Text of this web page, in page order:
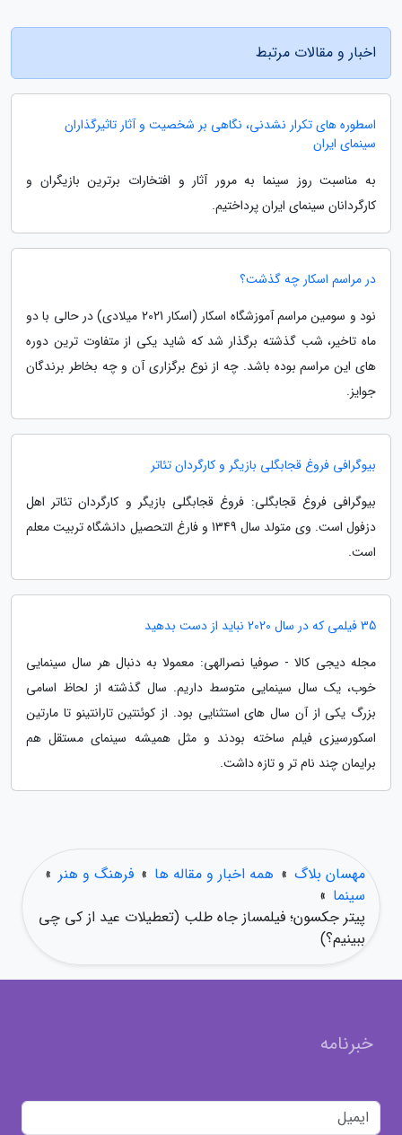
اخبار و مقالات مرتبط
اسطوره های تکرار نشدنی، نگاهی بر شخصیت و آثار تاثیرگذاران
سینمای ایران
به مناسبت روز سینما به مرور آثار و افتخارات برترین بازیگران و
کارگردانان سینمای ایران پرداختیم.
در مراسم اسکار چه گذشت؟
نود و سومین مراسم آموزشگاه اسکار (اسکار 2021 میلادی) در حالی با دو
ماه تاخیر، شب گذشته برگذار شد که شاید یکی از متفاوت ترین دوره
های این مراسم بوده باشد. چه از نوع برگزاری آن و چه بخاطر برندگان
جوایز.
بیوگرافی فروغ قجابگلی بازیگر و کارگردان تئاتر
بیوگرافی فروغ قجابگلی: فروغ قجابگلی بازیگر و کارگردان تئاتر اهل
دزفول است. وی متولد سال 1349 و فارغ التحصیل دانشگاه تربیت معلم
است.
35 فیلمی که در سال 2020 نباید از دست بدهید
مجله دیجی کالا - صوفیا نصرالهی: معمولا به دنبال هر سال سینمایی
خوب، یک سال سینمایی متوسط داریم. سال گذشته از لحاظ اسامی
بزرگ یکی از آن سال های استثنایی بود. از کوئنتین تارانتینو تا مارتین
اسکورسیزی فیلم ساخته بودند و مثل همیشه سینمای مستقل هم
برایمان چند نام تر و تازه داشت.
مهسان بلاگ » همه اخبار و مقاله ها » فرهنگ و هنر »
سینما »
پیتر جکسون؛ فیلمساز جاه طلب (تعطیلات عید از کی چی
ببینیم؟)
خبرنامه